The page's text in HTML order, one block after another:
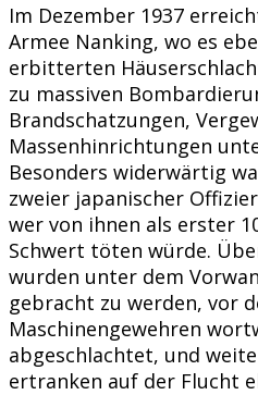
Im Dezember 1937
Armee Nanking, wo es
erbitterten
zu massiven
Brandschatzungen,
Massenhinrichtungen
Besonders widerwärtig
zweier japanischer
wer von ihnen als erster
Schwert töten würde.
wurden unter dem
gebracht zu werden, vor
Maschinengewehren
abgeschlachtet, und
ertranken auf der Flucht